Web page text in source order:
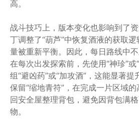
高。
战斗技巧上，版本变化也影响到了
丁调整了“葫芦”中恢复酒液的获取
量被重新平衡。因此，每日路线中
在每次出发探索前，先使用“神珍”或
组“避凶药”或“加攻酒”，这能显著
保留“缩地青符”，在完成一片区域
回安全屋整理背包，避免因背包满
物。